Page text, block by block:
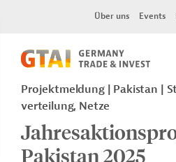
Über uns Events
Projektmeldung Pakistan
verteilung, Netze
Pakistan 2025